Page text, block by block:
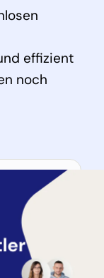
effizient
noch